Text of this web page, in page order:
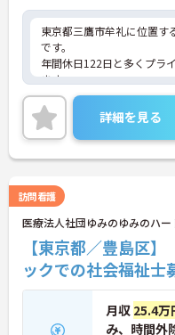
東京都三鷹市牟礼に位置す
です。
年間休日122日と多くプラ
ます。
ご興味のある方はお気軽に
詳細を見る
訪問看護
医療法人社団ゆみのゆみのハー
【東京都／豊島区
ックでの社会福祉士
月収 25.4万
み、時間外